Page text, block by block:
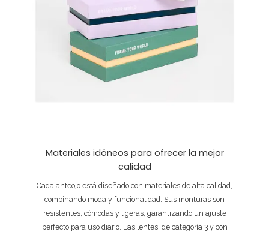
Materiales idóneos para ofrecer la mejor
calidad
Cada anteojo está diseñado con materiales de alta calidad,
combinando moda y funcionalidad. Sus monturas son
resistentes, cómodas y ligeras, garantizando un ajuste
perfecto para uso diario. Las lentes, de categoría 3 y con